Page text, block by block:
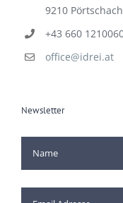
+43 660 1210060
office@idrei.at